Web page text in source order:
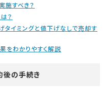
施すべき？
？
タイミングと値下げなしで売却す
をわかりやすく解説
後の手続き